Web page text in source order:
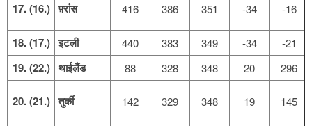
17. (16.) फ़्रांस 416 386 351 -34 -16
18. (17.) इटली 440 383 349 -34 -21
19. (22.) थाईलैंड 88 328 348 20 296
20. (21.) तुर्की 142 329 348 19 145